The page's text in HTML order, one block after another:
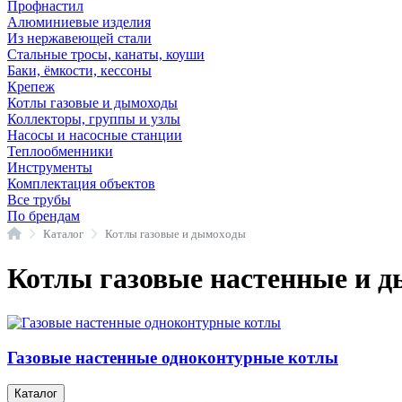
Профнастил
Алюминиевые изделия
Из нержавеющей стали
Стальные тросы, канаты, коуши
Баки, ёмкости, кессоны
Крепеж
Котлы газовые и дымоходы
Коллекторы, группы и узлы
Насосы и насосные станции
Теплообменники
Инструменты
Комплектация объектов
Все трубы
По брендам
ГлавнаяКаталог Котлы газовые и дымоходы
Котлы газовые настенные и
Газовые настенные одноконтурные котлы
Каталог